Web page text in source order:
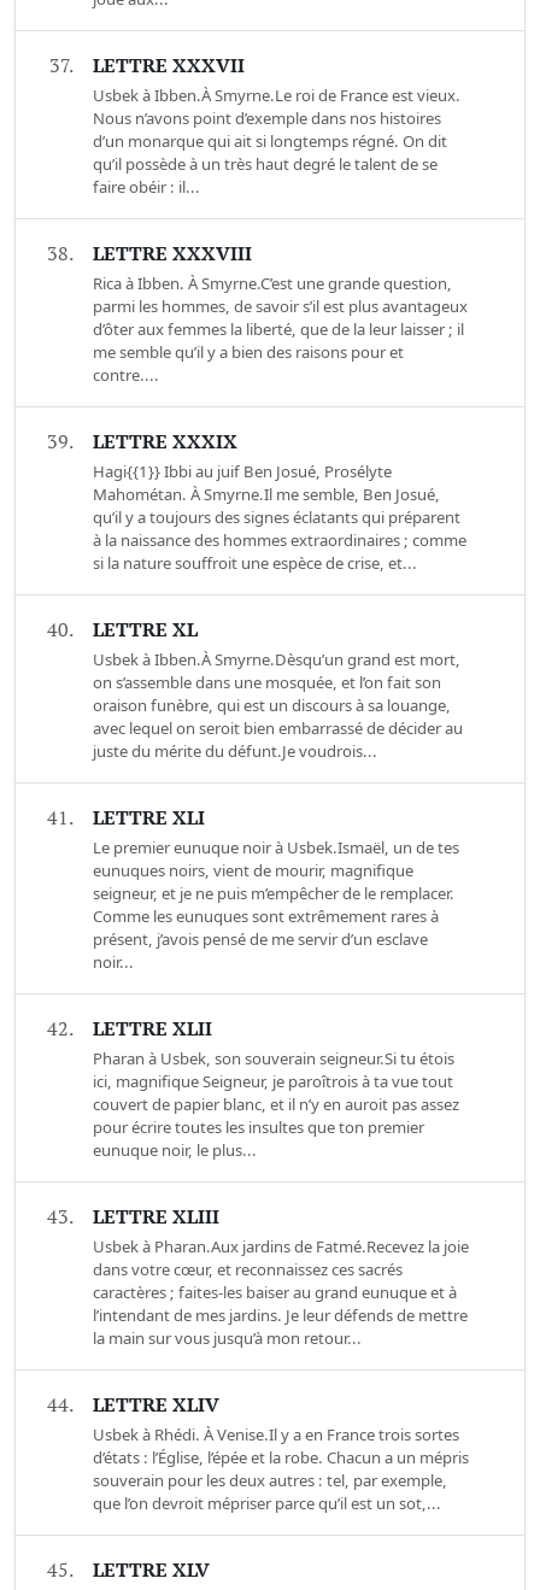
37. LETTRE XXXVII
Usbek à Ibben.À Smyrne.Le roi de France est vieux.
Nous n’avons point d’exemple dans nos histoires
d’un monarque qui ait si longtemps régné. On dit
qu’il possède à un très haut degré le talent de se
faire obéir : il...
38. LETTRE XXXVIII
Rica à Ibben. À Smyrne.C’est une grande question,
parmi les hommes, de savoir s’il est plus avantageux
d’ôter aux femmes la liberté, que de la leur laisser ; il
me semble qu’il y a bien des raisons pour et
contre....
39. LETTRE XXXIX
Hagi{{1}} Ibbi au juif Ben Josué, Prosélyte
Mahométan. À Smyrne.Il me semble, Ben Josué,
qu’il y a toujours des signes éclatants qui préparent
à la naissance des hommes extraordinaires ; comme
si la nature souffroit une espèce de crise, et...
40. LETTRE XL
Usbek à Ibben.À Smyrne.Dèsqu’un grand est mort,
on s’assemble dans une mosquée, et l’on fait son
oraison funèbre, qui est un discours à sa louange,
avec lequel on seroit bien embarrassé de décider au
juste du mérite du défunt.Je voudrois...
41. LETTRE XLI
Le premier eunuque noir à Usbek.Ismaël, un de tes
eunuques noirs, vient de mourir, magnifique
seigneur, et je ne puis m’empêcher de le remplacer.
Comme les eunuques sont extrêmement rares à
présent, j’avois pensé de me servir d’un esclave
noir...
42. LETTRE XLII
Pharan à Usbek, son souverain seigneur.Si tu étois
ici, magnifique Seigneur, je paroîtrois à ta vue tout
couvert de papier blanc, et il n’y en auroit pas assez
pour écrire toutes les insultes que ton premier
eunuque noir, le plus...
43. LETTRE XLIII
Usbek à Pharan.Aux jardins de Fatmé.Recevez la joie
dans votre cœur, et reconnaissez ces sacrés
caractères ; faites-les baiser au grand eunuque et à
l’intendant de mes jardins. Je leur défends de mettre
la main sur vous jusqu’à mon retour...
44. LETTRE XLIV
Usbek à Rhédi. À Venise.Il y a en France trois sortes
d’états : l’Église, l’épée et la robe. Chacun a un mépris
souverain pour les deux autres : tel, par exemple,
que l’on devroit mépriser parce qu’il est un sot,...
45. LETTRE XLV